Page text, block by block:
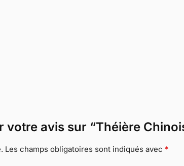
votre avis sur “Théière
Les champs obligatoires sont indiqués avec *